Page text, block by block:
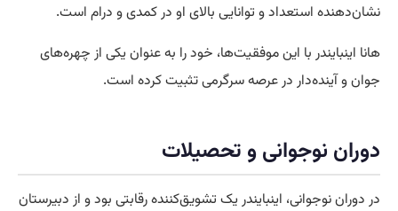
نشان‌دهنده استعداد و توانایی بالای او در کمدی و درام است.
هانا اینبایندر با این موفقیت‌ها، خود را به عنوان یکی از چهره‌های
جوان و آینده‌دار در عرصه سرگرمی تثبیت کرده است.
دوران نوجوانی و تحصیلات
در دوران نوجوانی، اینبایندر یک تشویق‌کننده رقابتی بود و از دبیرستان